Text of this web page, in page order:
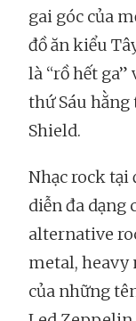
gai góc của
đồ ăn kiểu
là “rồ hết
thứ Sáu
Shield.
Nhạc rock tại
diễn đa dạng
alternative
metal, heavy
của những